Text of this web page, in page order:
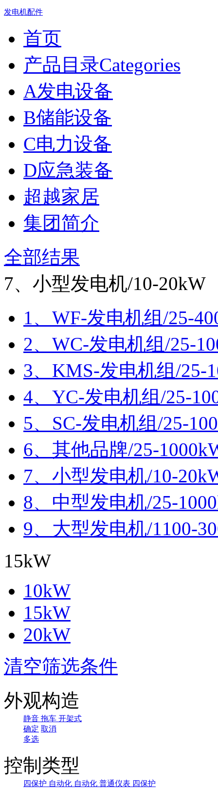
发电机配件
首页
产品目录Categories
A发电设备
B储能设备
C电力设备
D应急装备
超越家居
集团简介
全部结果
7、小型发电机/10-20kW
1、WF-发电机组/25-
2、WC-发电机组/25-
3、KMS-发电机组/25-
4、YC-发电机组/25-
5、SC-发电机组/25-
6、其他品牌/25-
7、小型发电机/10-
8、中型发电机/25-
9、大型发电机/1100-
15kW
10kW
15kW
20kW
清空筛选条件
外观构造
静音 拖车 开架式
确定 取消
多选
控制类型
四保护 自动化 自动化 普通仪表 四保护